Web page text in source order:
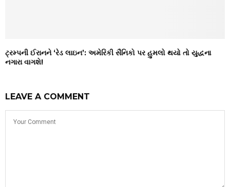
ટ્રમ્પની ઈરાનને ‘રેડ લાઇન’: અમેરિકી સૈનિકો પર હુમલો થયો તો યુદ્ધના
નગારા વાગશે!
LEAVE A COMMENT